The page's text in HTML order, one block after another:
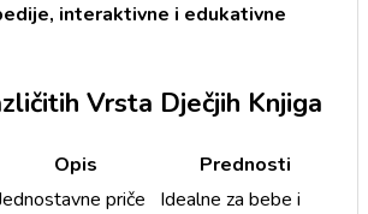
interaktivne i edukativne
Vrsta Dječjih Knjiga
Opis
Prednosti
priče Idealne za bebe i